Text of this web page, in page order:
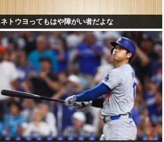
ネトウヨってもはや障がい者だよな